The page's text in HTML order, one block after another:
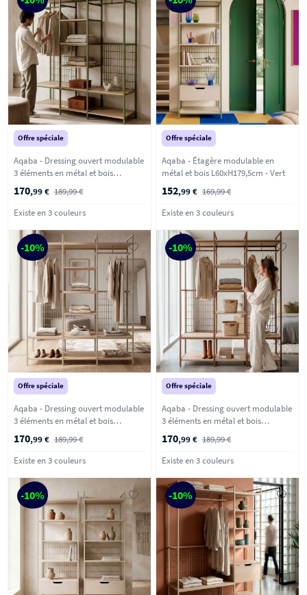
Offre spéciale
Aqaba - Dressing ouvert modulable
3 éléments en métal et bois
170,99 € 189,99 €
Existe en 3 couleurs
Offre spéciale
Aqaba - Étagère modulable en
métal et bois L60xH179,5cm - Vert
152,99 € 169,99 €
Existe en 3 couleurs
-10%
Offre spéciale
Aqaba - Dressing ouvert modulable
3 éléments en métal et bois
170,99 € 189,99 €
Existe en 3 couleurs
-10%
Offre spéciale
Aqaba - Dressing ouvert modulable
3 éléments en métal et bois
170,99 € 189,99 €
Existe en 3 couleurs
-10% -10%